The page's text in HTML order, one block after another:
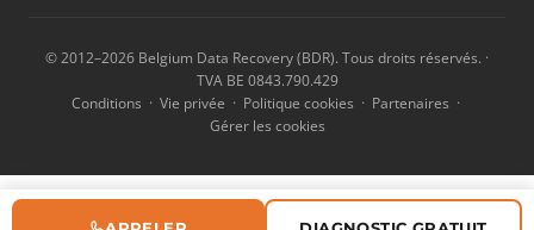
© 2012–2026 Belgium Data Recovery (BDR). Tous droits réservés. ·
TVA BE 0843.790.429
Conditions · Vie privée · Politique cookies · Partenaires ·
Gérer les cookies